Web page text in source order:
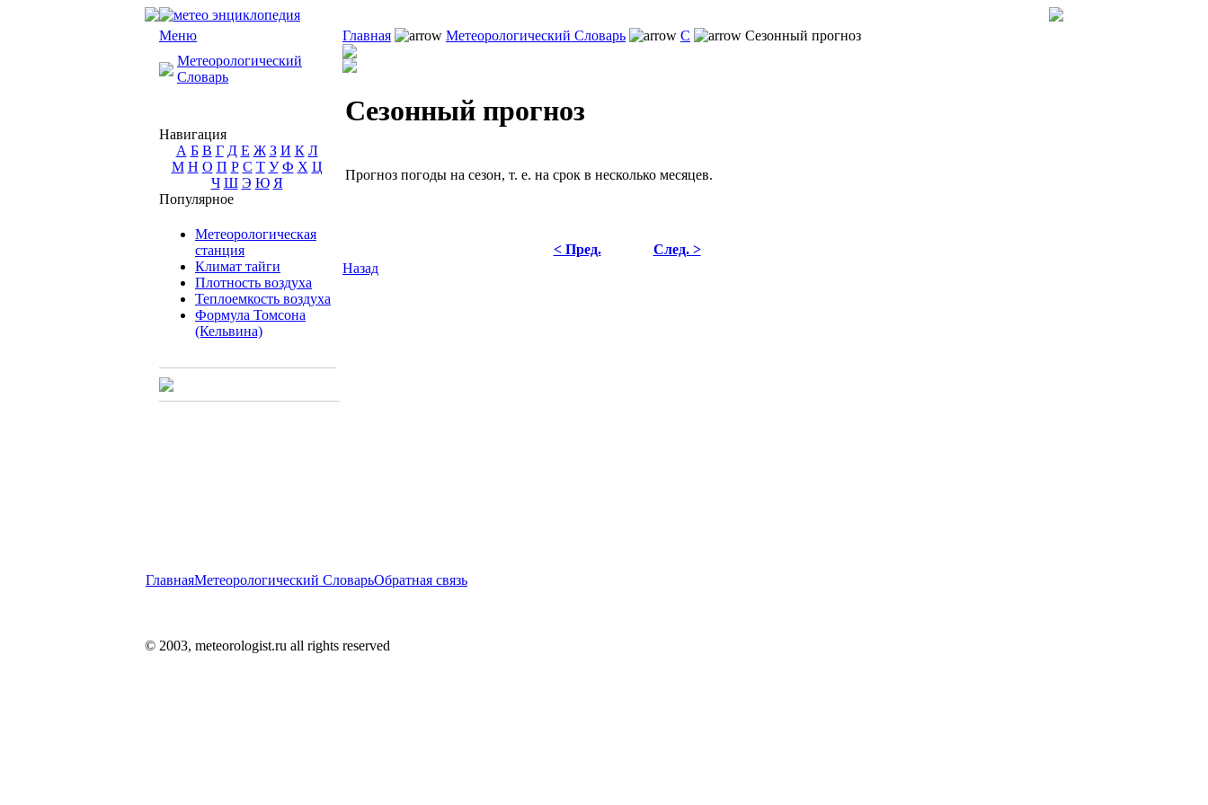
Меню
Метеорологический
Словарь
Навигация
А Б В Г Д Е Ж З И К Л
М Н О П Р С Т У Ф Х Ц
Ч Ш Э Ю Я
Популярное
Метеорологическая
станция
Климат тайги
Плотность воздуха
Теплоемкость воздуха
Формула Томсона
(Кельвина)
Главная Метеорологический Словарь С Сезонный прогноз
Сезонный прогноз
Прогноз погоды на сезон, т. е. на срок в несколько месяцев.
< Пред.
След. >
Назад
ГлавнаяМетеорологический СловарьОбратная связь
© 2003, meteorologist.ru all rights reserved